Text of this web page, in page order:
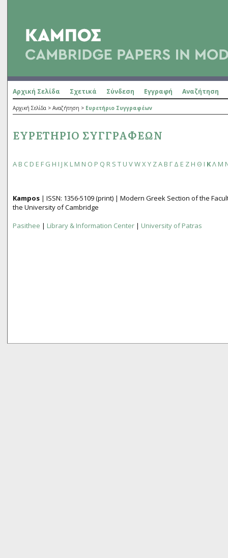
Αρχική Σελίδα Σχετικά Σύνδεση Εγγραφή Αναζήτηση
Αρχική Σελίδα > Αναζήτηση > Ευρετήριο Συγγραφέων
ΕΥΡΕΤΉΡΙΟ ΣΥΓΓΡΑΦΈΩΝ
A B C D E F G H I J K L M N O P Q R S T U VWXY ZΑ Β Γ Δ Ε Ζ Η Θ Ι ΚΛ Μ
Kampos | ISSN: 1356­-5109(print) | Modern Greek Section of the
the University of Cambridge
Pasithee | Library & Information Center | University of Patras